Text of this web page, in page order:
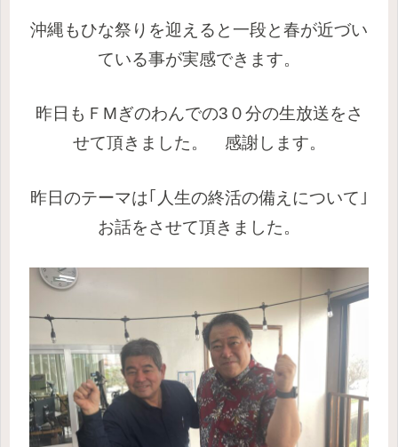
沖縄もひな祭りを迎えると一段と春が近づい
ている事が実感できます。
昨日もＦMぎのわんでの3０分の生放送をさ
せて頂きました。 感謝します。
昨日のテーマは｢人生の終活の備えについて｣
お話をさせて頂きました。